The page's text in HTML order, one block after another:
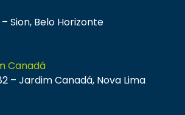
Sion, Belo Horizonte
Canadá
– Jardim Canadá, Nova Lima